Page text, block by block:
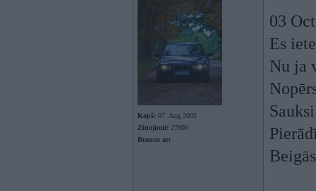
Kopš: 07. Aug 2005
Ziņojumi: 27800
Braucu ar:
03
Es
Nu ja